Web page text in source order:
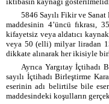
5846 Sayılı Fikir ve
maddesinin 4’üncü fıkrası,
kifayetsiz veya aldatıcı
veya 50 (elli) milyar liradan
dikkate alınarak her ikisiyle
Ayrıca Yargıtay
sayılı İçtihadı Birleştirme
eserinin adı belirtilse bile
maddesindeki koşulların